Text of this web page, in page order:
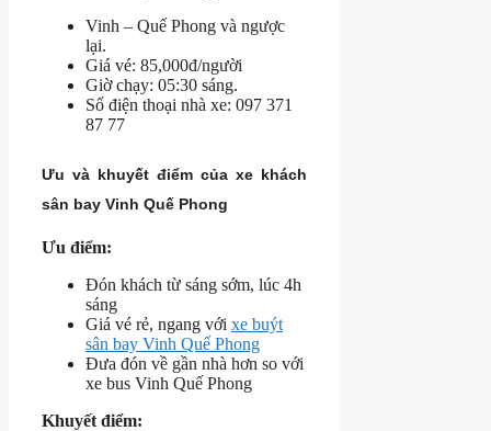
Vinh – Quế Phong và ngược
lại.
Giá vé: 85,000đ/người
Giờ chạy: 05:30 sáng.
Số điện thoại nhà xe: 097 371
87 77
Ưu và khuyết điểm của xe khách
sân bay Vinh Quế Phong
Ưu điểm:
Đón khách từ sáng sớm, lúc 4h
sáng
Giá vé rẻ, ngang với xe buýt
sân bay Vinh Quế Phong
Đưa đón về gần nhà hơn so với
xe bus Vinh Quế Phong
Khuyết điểm: